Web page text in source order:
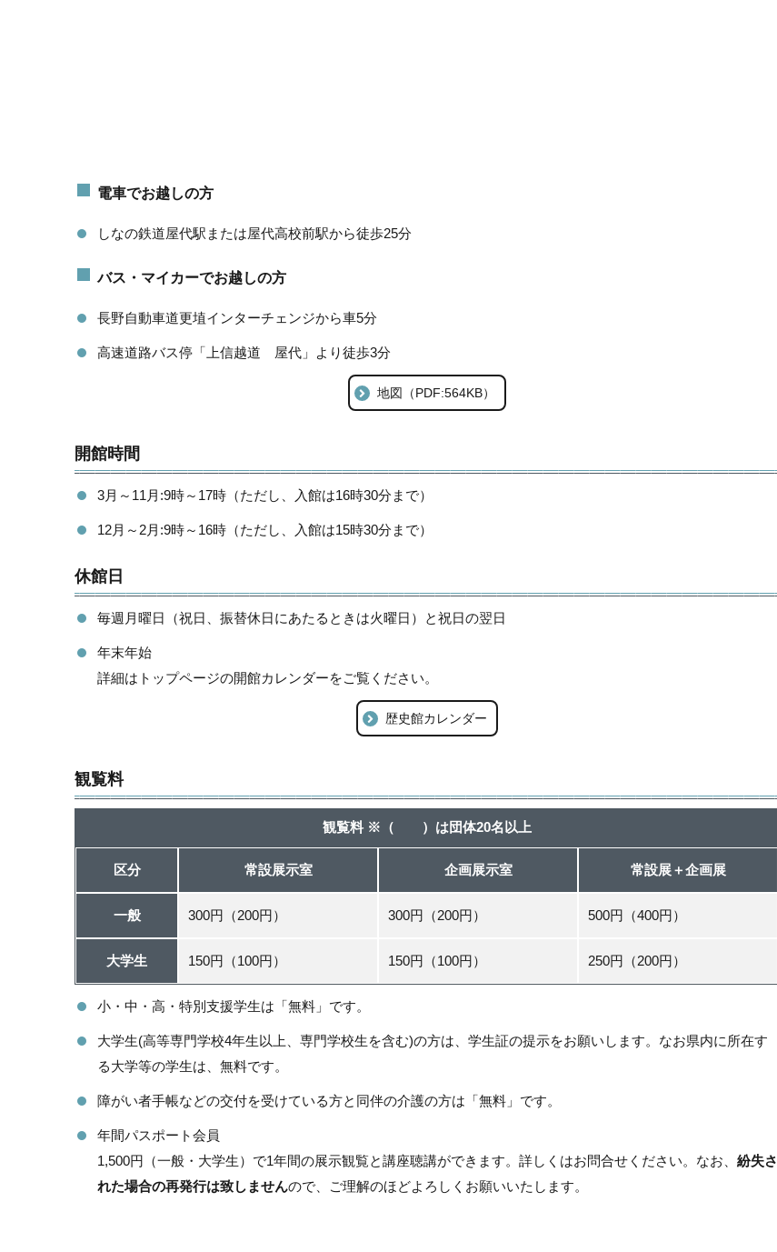
電車でお越しの方
しなの鉄道屋代駅または屋代高校前駅から徒歩25分
バス・マイカーでお越しの方
長野自動車道更埴インターチェンジから車5分
高速道路バス停「上信越道 屋代」より徒歩3分
地図（PDF:564KB）
開館時間
3月～11月:9時～17時（ただし、入館は16時30分まで）
12月～2月:9時～16時（ただし、入館は15時30分まで）
休館日
毎週月曜日（祝日、振替休日にあたるときは火曜日）と祝日の翌日
年末年始
詳細はトップページの開館カレンダーをご覧ください。
歴史館カレンダー
観覧料
観覧料 ※（ ）は団体20名以上
区分 常設展示室 企画展示室 常設展＋企画展
一般 300円（200円） 300円（200円） 500円（400円）
大学生 150円（100円） 150円（100円） 250円（200円）
小・中・高・特別支援学生は「無料」です。
大学生(高等専門学校4年生以上、専門学校生を含む)の方は、学生証の提示をお願いします。なお県内に所在す
る大学等の学生は、無料です。
障がい者手帳などの交付を受けている方と同伴の介護の方は「無料」です。
年間パスポート会員
1,500円（一般・大学生）で1年間の展示観覧と講座聴講ができます。詳しくはお問合せください。なお、 紛失さ
れた場合の再発行は致しませんので、ご理解のほどよろしくお願いいたします。